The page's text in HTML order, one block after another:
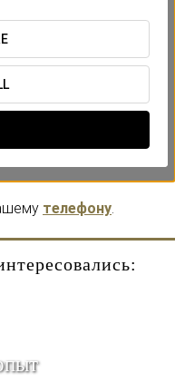
очищение с
и регенерацию кожи.
бронирования
ею.
телефону.